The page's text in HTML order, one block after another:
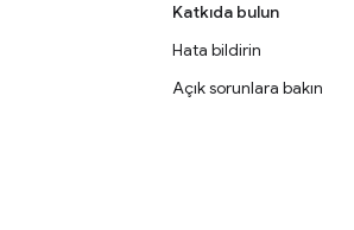
Katkıda bulun
Hata bildirin
Açık sorunlara bakın